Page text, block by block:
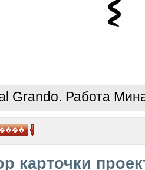
Grando. Работа
карточки